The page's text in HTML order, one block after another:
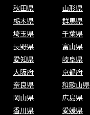
秋田県
山形県
栃木県
群馬県
埼玉県
千葉県
長野県
富山県
愛知県
岐阜県
大阪府
京都府
奈良県
和歌山県
岡山県
広島県
香川県
愛媛県